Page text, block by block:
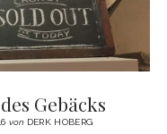
Gebäcks
von DERK HOBERG